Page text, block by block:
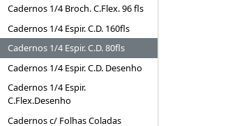
Cadernos 1/4 Broch. C.Flex. 96 fls
Cadernos 1/4 Espir. C.D. 160fls
Cadernos 1/4 Espir. C.D. 80fls
Cadernos 1/4 Espir. C.D. Desenho
Cadernos 1/4 Espir.
C.Flex.Desenho
Cadernos c/ Folhas Coladas